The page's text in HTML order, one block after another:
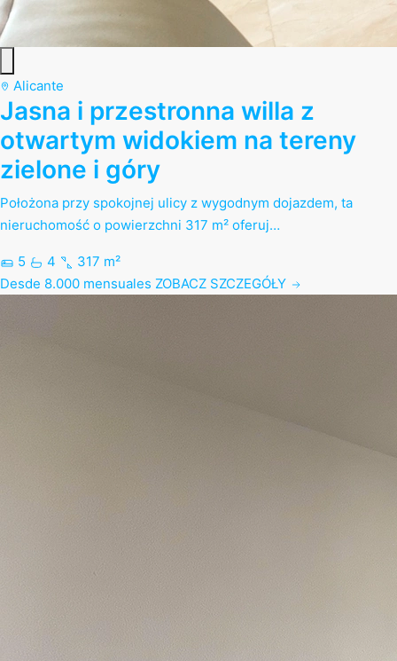
Alicante
Jasna i przestronna willa z
otwartym widokiem na tereny
zielone i góry
Położona przy spokojnej ulicy z wygodnym dojazdem, ta
nieruchomość o powierzchni 317 m² oferuj…
5 4
317 m²
Desde 8.000 mensuales ZOBACZ SZCZEGÓŁY